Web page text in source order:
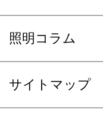
照明コラム
サイトマップ